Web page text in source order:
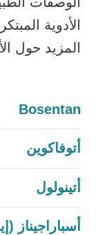
الأدوية
المزيد حول
Bosentan
أتوفاكوين
أتينولول
أسباراجيناز